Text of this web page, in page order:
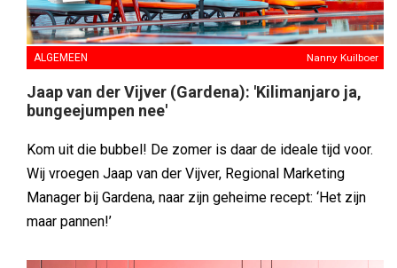
ALGEMEEN Nanny Kuilboer
Jaap van der Vijver (Gardena): 'Kilimanjaro ja,
bungeejumpen nee'
Kom uit die bubbel! De zomer is daar de ideale tijd voor.
Wij vroegen Jaap van der Vijver, Regional Marketing
Manager bij Gardena, naar zijn geheime recept: ‘Het zijn
maar pannen!’